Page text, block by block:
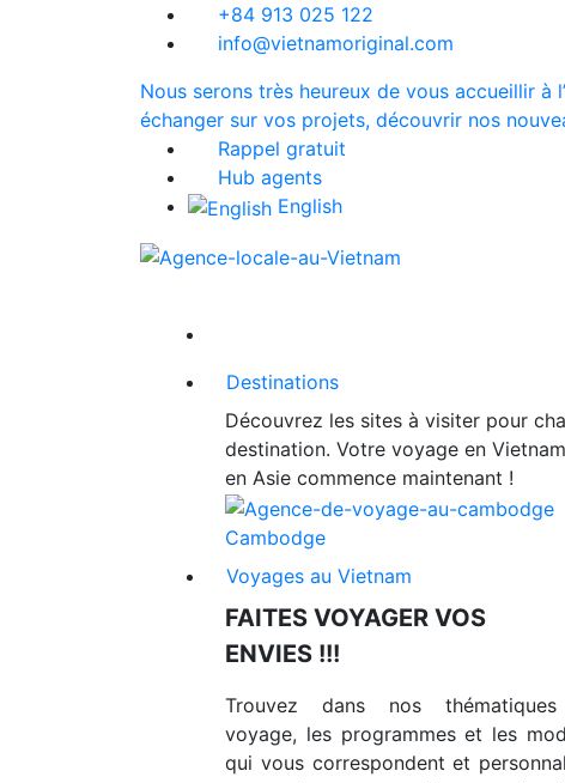
+84 913 025 122
info@vietnamoriginal.com
Nous serons très heureux de vous accueillir à
échanger sur vos projets, découvrir nos
Rappel gratuit
Hub agents
English
Destinations
Découvrez les sites à visiter pour
destination. Votre voyage en
en Asie commence maintenant !
Cambodge
Voyages au Vietnam
FAITES VOYAGER VOS
ENVIES !!!
Trouvez dans nos
voyage, les programmes et les
qui vous correspondent et